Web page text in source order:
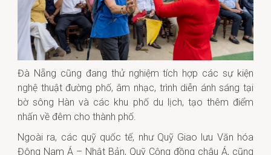
Đà Nẵng cũng đang thử nghiệm tích hợp các sự kiện
nghệ thuật đường phố, âm nhạc, trình diễn ánh sáng tại
bờ sông Hàn và các khu phố du lịch, tạo thêm điểm
nhấn về đêm cho thành phố.
Ngoài ra, các quỹ quốc tế, như Quỹ Giao lưu Văn hóa
Đông Nam Á – Nhật Bản, Quỹ Cộng đồng châu Á, cũng